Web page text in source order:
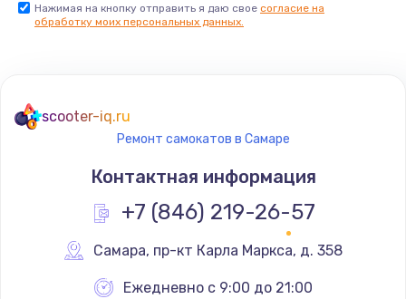
Нажимая на кнопку отправить я даю свое согласие на
обработку моих персональных данных.
scooter-iq.ru
Ремонт самокатов в Самаре
Контактная информация
+7 (846) 219-26-57
Самара, пр-кт Карла Маркса, д. 358
Ежедневно с 9:00 до 21:00